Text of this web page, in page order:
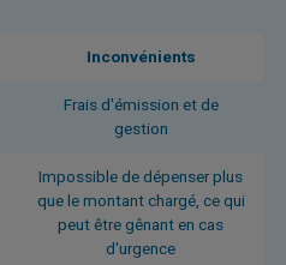
Inconvénients
Frais d'émission et de
gestion
Impossible de dépenser plus
que le montant chargé, ce qui
peut être gênant en cas
d'urgence